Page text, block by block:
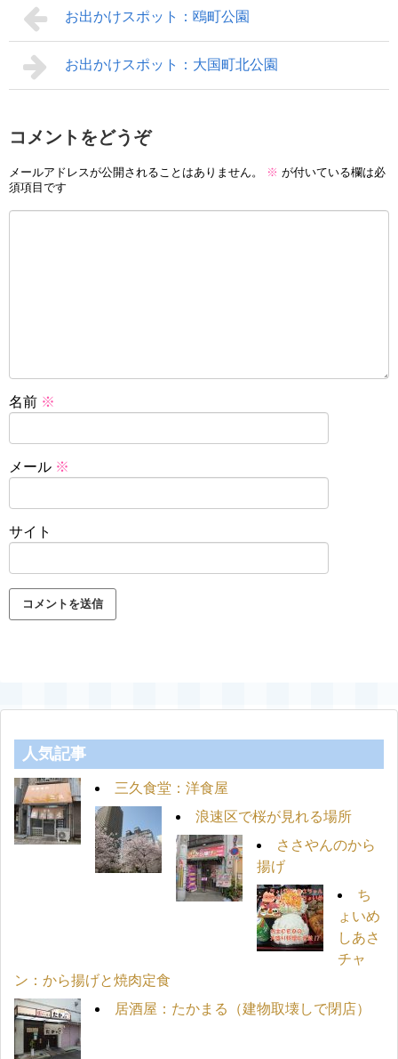
お出かけスポット：鴎町公園
お出かけスポット：大国町北公園
コメントをどうぞ
メールアドレスが公開されることはありません。 ※ が付いている欄は必
須項目です
名前 ※
メール ※
サイト
人気記事
三久食堂：洋食屋
浪速区で桜が見れる場所
ささやんのから
揚げ
ち
ょいめ
しあさ
チャ
ン：から揚げと焼肉定食
居酒屋：たかまる（建物取壊しで閉店）